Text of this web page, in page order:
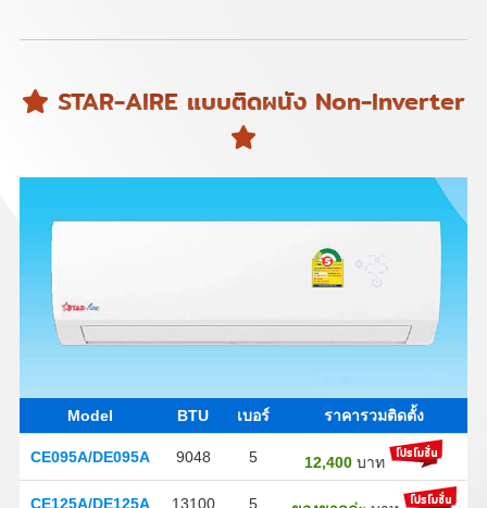
STAR-AIRE แบบติดผนัง Non-Inverter
Model BTU เบอร์ ราคารวมติดตั้ง
CE095A/DE095A 9048 5 12,400 บาท
CE125A/DE125A 13100 5